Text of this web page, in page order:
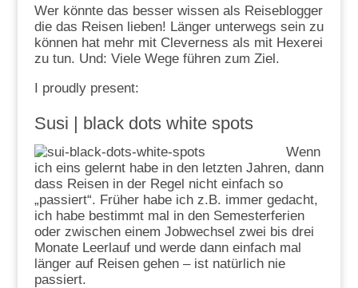
Wer könnte das besser wissen als Reiseblogger
die das Reisen lieben! Länger unterwegs sein zu
können hat mehr mit Cleverness als mit Hexerei
zu tun. Und: Viele Wege führen zum Ziel.
I proudly present:
Susi | black dots white spots
Wenn
ich eins gelernt habe in den letzten Jahren, dann
dass Reisen in der Regel nicht einfach so
„passiert“. Früher habe ich z.B. immer gedacht,
ich habe bestimmt mal in den Semesterferien
oder zwischen einem Jobwechsel zwei bis drei
Monate Leerlauf und werde dann einfach mal
länger auf Reisen gehen – ist natürlich nie
passiert.